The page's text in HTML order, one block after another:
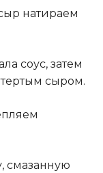
натираем
соус, затем
сыром.
смазанную